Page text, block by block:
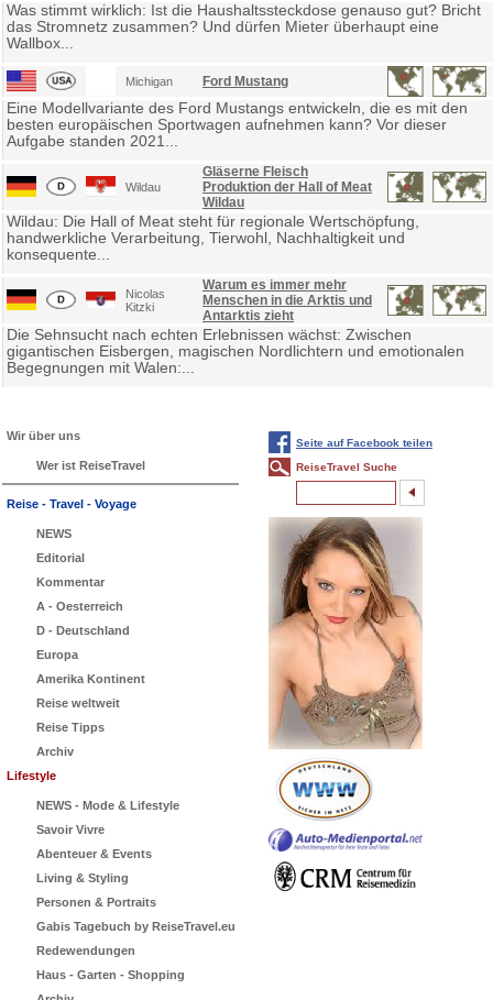
Was stimmt wirklich: Ist die Haushaltssteckdose genauso gut? Bricht
das Stromnetz zusammen? Und dürfen Mieter überhaupt eine
Wallbox...
Michigan Ford Mustang
Eine Modellvariante des Ford Mustangs entwickeln, die es mit den
besten europäischen Sportwagen aufnehmen kann? Vor dieser
Aufgabe standen 2021...
Wildau
Gläserne Fleisch
Produktion der Hall of Meat
Wildau
Wildau: Die Hall of Meat steht für regionale Wertschöpfung,
handwerkliche Verarbeitung, Tierwohl, Nachhaltigkeit und
konsequente...
Nicolas
Kitzki
Warum es immer mehr
Menschen in die Arktis und
Antarktis zieht
Die Sehnsucht nach echten Erlebnissen wächst: Zwischen
gigantischen Eisbergen, magischen Nordlichtern und emotionalen
Begegnungen mit Walen:...
Wir über uns
Wer ist ReiseTravel
Reise - Travel - Voyage
NEWS
Editorial
Kommentar
A - Oesterreich
D - Deutschland
Europa
Amerika Kontinent
Reise weltweit
Reise Tipps
Archiv
Lifestyle
NEWS - Mode & Lifestyle
Savoir Vivre
Abenteuer & Events
Living & Styling
Personen & Portraits
Gabis Tagebuch by ReiseTravel.eu
Redewendungen
Haus - Garten - Shopping
Seite auf Facebook teilen
ReiseTravel Suche